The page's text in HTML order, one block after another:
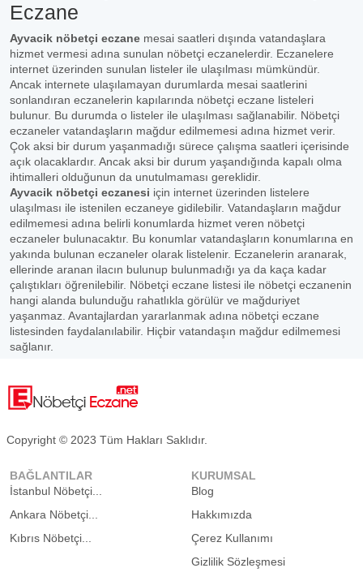
Eczane
Ayvacik nöbetçi eczane mesai saatleri dışında vatandaşlara
hizmet vermesi adına sunulan nöbetçi eczanelerdir. Eczanelere
internet üzerinden sunulan listeler ile ulaşılması mümkündür.
Ancak internete ulaşılamayan durumlarda mesai saatlerini
sonlandıran eczanelerin kapılarında nöbetçi eczane listeleri
bulunur. Bu durumda o listeler ile ulaşılması sağlanabilir. Nöbetçi
eczaneler vatandaşların mağdur edilmemesi adına hizmet verir.
Çok aksi bir durum yaşanmadığı sürece çalışma saatleri içerisinde
açık olacaklardır. Ancak aksi bir durum yaşandığında kapalı olma
ihtimalleri olduğunun da unutulmaması gereklidir.
Ayvacik nöbetçi eczanesi için internet üzerinden listelere
ulaşılması ile istenilen eczaneye gidilebilir. Vatandaşların mağdur
edilmemesi adına belirli konumlarda hizmet veren nöbetçi
eczaneler bulunacaktır. Bu konumlar vatandaşların konumlarına en
yakında bulunan eczaneler olarak listelenir. Eczanelerin aranarak,
ellerinde aranan ilacın bulunup bulunmadığı ya da kaça kadar
çalıştıkları öğrenilebilir. Nöbetçi eczane listesi ile nöbetçi eczanenin
hangi alanda bulunduğu rahatlıkla görülür ve mağduriyet
yaşanmaz. Avantajlardan yararlanmak adına nöbetçi eczane
listesinden faydalanılabilir. Hiçbir vatandaşın mağdur edilmemesi
sağlanır.
Copyright © 2023 Tüm Hakları Saklıdır.
BAĞLANTILAR
İstanbul Nöbetçi...
Ankara Nöbetçi...
Kıbrıs Nöbetçi...
KURUMSAL
Blog
Hakkımızda
Çerez Kullanımı
Gizlilik Sözleşmesi